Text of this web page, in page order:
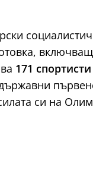
включващ
171
си на